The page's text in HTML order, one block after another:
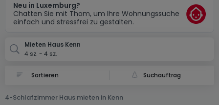
Neu in Luxemburg?
Chatten Sie mit Thom, um Ihre Wohnungssuche
einfach und stressfrei zu gestalten.
Mieten Haus Kenn
4 sz. - 4 sz.
Suchauftrag
4-Schlafzimmer Haus mieten in Kenn